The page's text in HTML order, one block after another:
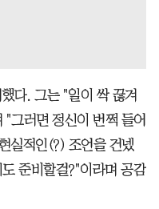
다. 그는 "일이 싹 끊겨
그러면 정신이 번쩍 들어
실적인(?) 조언을 건넸
준비할걸?"이라며 공감